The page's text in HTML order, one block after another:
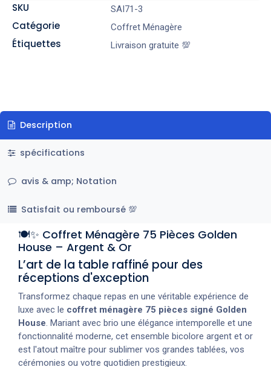
SKU SAI71-3
Catégorie Coffret Ménagère
Étiquettes Livraison gratuite 💯
Description
spécifications
avis & amp; Notation
Satisfait ou remboursé 💯
🍽️✨ Coffret Ménagère 75 Pièces Golden
House – Argent & Or
L’art de la table raffiné pour des
réceptions d'exception
Transformez chaque repas en une véritable expérience de
luxe avec le coffret ménagère 75 pièces signé Golden
House. Mariant avec brio une élégance intemporelle et une
fonctionnalité moderne, cet ensemble bicolore argent et or
est l'atout maître pour sublimer vos grandes tablées, vos
cérémonies ou votre quotidien prestigieux.